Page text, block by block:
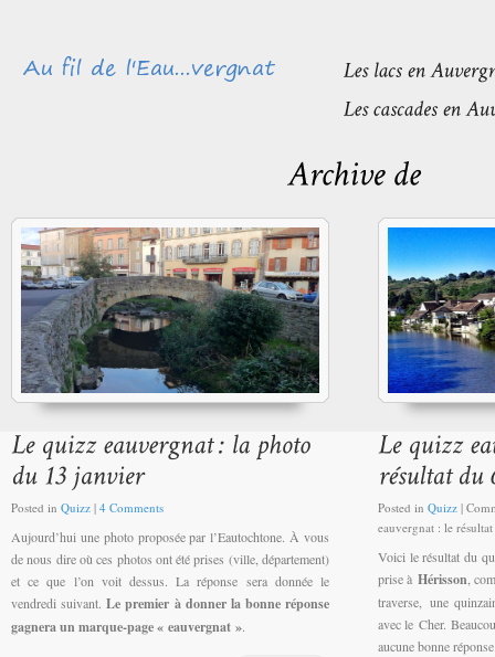
Posted in Quizz | 4 Comments
Aujourd’hui une photo proposée par l’Eautochtone. À vous
de nous dire où ces photos ont été prises (ville, département)
et ce que l’on voit dessus. La réponse sera donnée le
vendredi suivant.Le premier à donner la bonne réponse
gagnera un marque-page « eauvergnat ».
Posted in Quizz |
eauvergnat : le
Voici le résultat du
prise à Hérisson,
traverse, une
avec le Cher.
aucune bonne